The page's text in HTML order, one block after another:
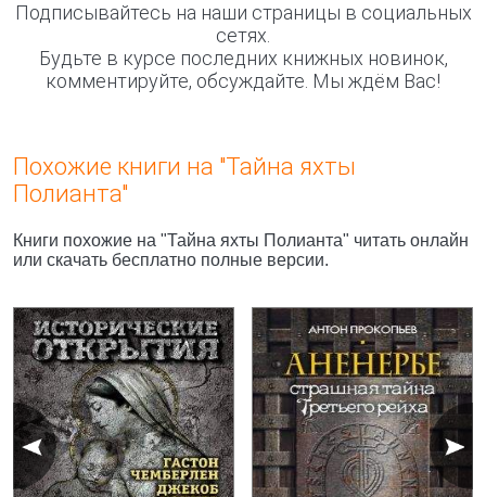
Подписывайтесь на наши страницы в социальных
сетях.
Будьте в курсе последних книжных новинок,
комментируйте, обсуждайте. Мы ждём Вас!
Похожие книги на "Тайна яхты
Полианта"
Книги похожие на "Тайна яхты Полианта" читать онлайн
или скачать бесплатно полные версии.